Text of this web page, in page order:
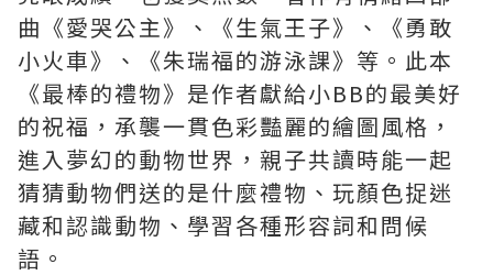
曲《愛哭公主》、《生氣王子》、《勇敢
小火車》、《朱瑞福的游泳課》等。此本
《最棒的禮物》是作者獻給小BB的最美好
的祝福，承襲一貫色彩豔麗的繪圖風格，
進入夢幻的動物世界，親子共讀時能一起
猜猜動物們送的是什麼禮物、玩顏色捉迷
藏和認識動物、學習各種形容詞和問候
語。